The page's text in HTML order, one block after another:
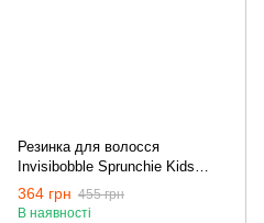
Резинка для волосся
Invisibobble Sprunchie Kids
Disney Moana
364 грн 455 грн
В наявності